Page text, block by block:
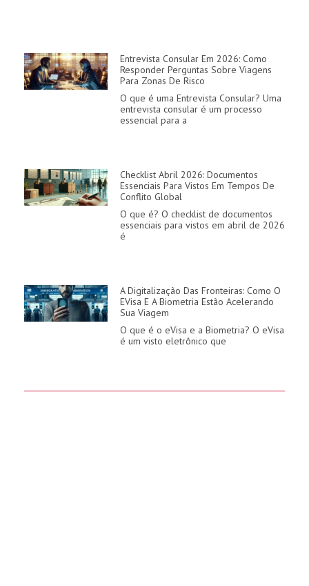
Entrevista Consular Em 2026: Como
Responder Perguntas Sobre Viagens
Para Zonas De Risco
O que é uma Entrevista Consular? Uma
entrevista consular é um processo
essencial para a
Checklist Abril 2026: Documentos
Essenciais Para Vistos Em Tempos De
Conflito Global
O que é? O checklist de documentos
essenciais para vistos em abril de 2026
é
A Digitalização Das Fronteiras: Como O
EVisa E A Biometria Estão Acelerando
Sua Viagem
O que é o eVisa e a Biometria? O eVisa
é um visto eletrônico que